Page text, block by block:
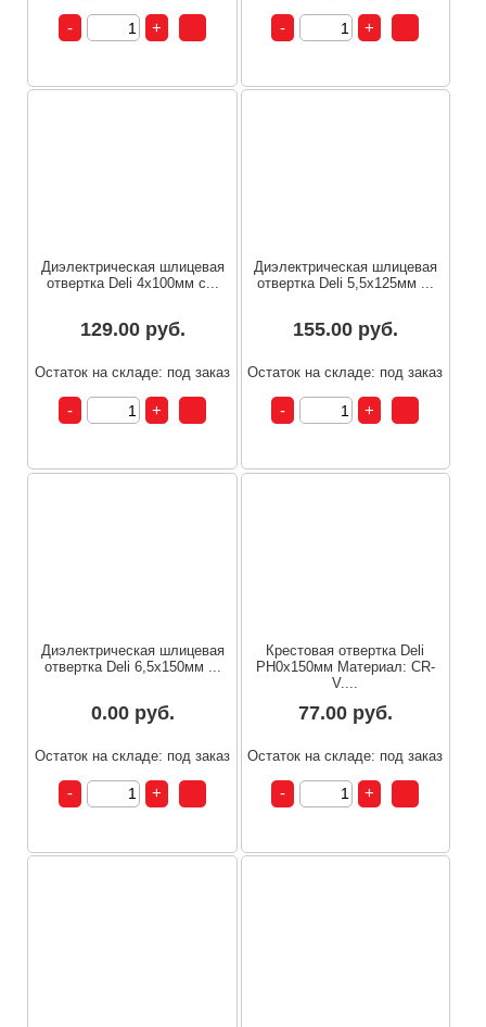
Диэлектрическая шлицевая
отвертка Deli 4х100мм с...
129.00 руб.
Остаток на складе: под заказ
Диэлектрическая шлицевая
отвертка Deli 5,5х125мм ...
155.00 руб.
Остаток на складе: под заказ
Диэлектрическая шлицевая
отвертка Deli 6,5х150мм ...
0.00 руб.
Остаток на складе: под заказ
Крестовая отвертка Deli
PH0x150мм Материал: CR-
V....
77.00 руб.
Остаток на складе: под заказ